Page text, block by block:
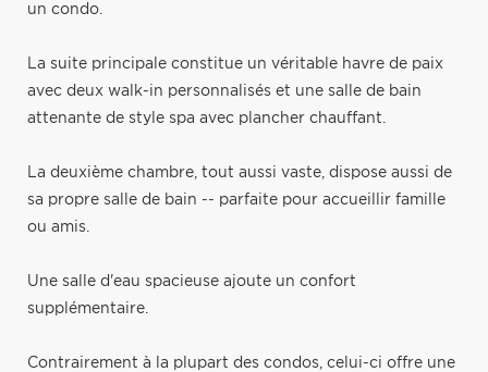
un condo.
La suite principale constitue un véritable havre de paix
avec deux walk-in personnalisés et une salle de bain
attenante de style spa avec plancher chauffant.
La deuxième chambre, tout aussi vaste, dispose aussi de
sa propre salle de bain -- parfaite pour accueillir famille
ou amis.
Une salle d'eau spacieuse ajoute un confort
supplémentaire.
Contrairement à la plupart des condos, celui-ci offre une